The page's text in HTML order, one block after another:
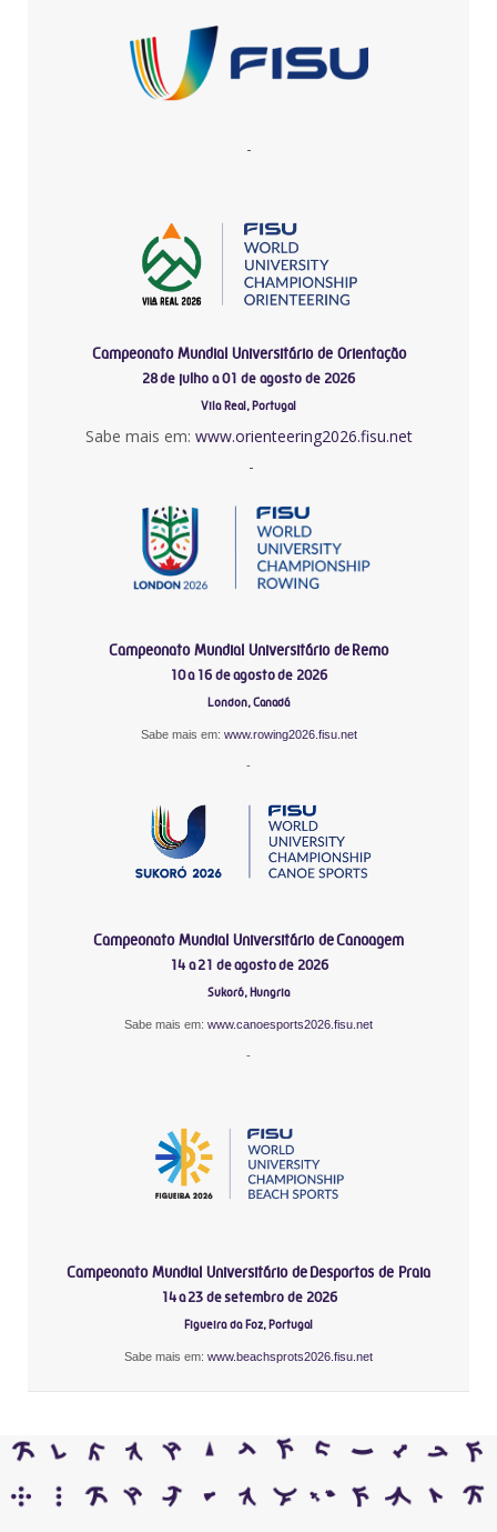
-
Campeonato Mundial Universitário de Orientação
28 de julho a 01 de agosto de 2026
Vila Real, Portugal
Sabe mais em: www.orienteering2026.fisu.net
-
Campeonato Mundial Universitário de Remo
10 a 16 de agosto de 2026
London, Canadá
Sabe mais em: www.rowing2026.fisu.net
-
Campeonato Mundial Universitário de Canoagem
14 a 21 de agosto de 2026
Sukoró, Hungria
Sabe mais em: www.canoesports2026.fisu.net
-
Campeonato Mundial Universitário de Desportos de Praia
14 a 23 de setembro de 2026
Figueira da Foz, Portugal
Sabe mais em: www.beachsprots2026.fisu.net